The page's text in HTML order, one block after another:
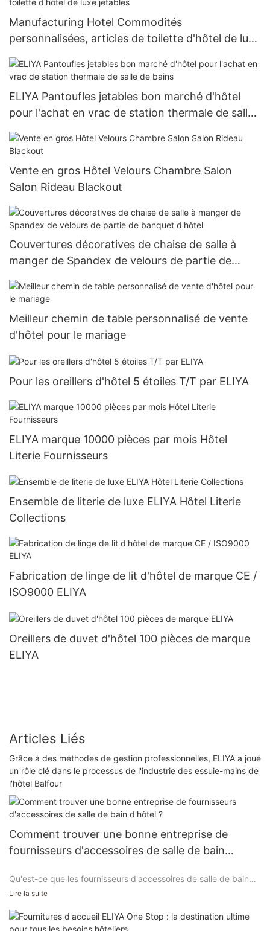
Manufacturing Hotel Commodités
personnalisées, articles de toilette d'hôtel de luxe
jetables
ELIYA Pantoufles jetables bon marché d'hôtel
pour l'achat en vrac de station thermale de salle
de bains
Vente en gros Hôtel Velours Chambre Salon
Salon Rideau Blackout
Couvertures décoratives de chaise de salle à
manger de Spandex de velours de partie de
banquet d'hôtel
Meilleur chemin de table personnalisé de vente
d'hôtel pour le mariage
Pour les oreillers d'hôtel 5 étoiles T/T par ELIYA
ELIYA marque 10000 pièces par mois Hôtel
Literie Fournisseurs
Ensemble de literie de luxe ELIYA Hôtel Literie
Collections
Fabrication de linge de lit d'hôtel de marque CE /
ISO9000 ELIYA
Oreillers de duvet d'hôtel 100 pièces de marque
ELIYA
Articles Liés
Grâce à des méthodes de gestion professionnelles, ELIYA a joué
un rôle clé dans le processus de l'industrie des essuie-mains de
l'hôtel Balfour
Comment trouver une bonne entreprise de
fournisseurs d'accessoires de salle de bain
Qu'est-ce que les fournisseurs d'accessoires de salle de bain
d'hôtel?
Lire la suite